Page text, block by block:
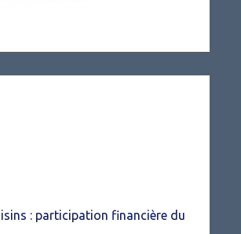
: participation financière du